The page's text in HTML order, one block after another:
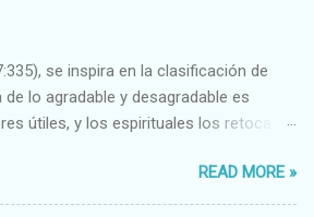
se inspira en la clasificación de
de lo agradable y desagradable es
útiles, y los espirituales los retoca.
2 VITALES Sano-Enfermo Selecto-
Débil,etc. 3 ESPIRITUALES a)
READ MORE »